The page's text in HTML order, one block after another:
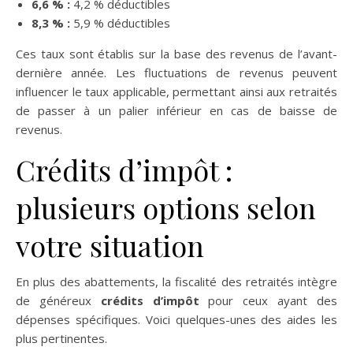
6,6 % : 4,2 % déductibles
8,3 % : 5,9 % déductibles
Ces taux sont établis sur la base des revenus de l’avant-
dernière année. Les fluctuations de revenus peuvent
influencer le taux applicable, permettant ainsi aux retraités
de passer à un palier inférieur en cas de baisse de
revenus.
Crédits d’impôt :
plusieurs options selon
votre situation
En plus des abattements, la fiscalité des retraités intègre
de généreux crédits d’impôt pour ceux ayant des
dépenses spécifiques. Voici quelques-unes des aides les
plus pertinentes.